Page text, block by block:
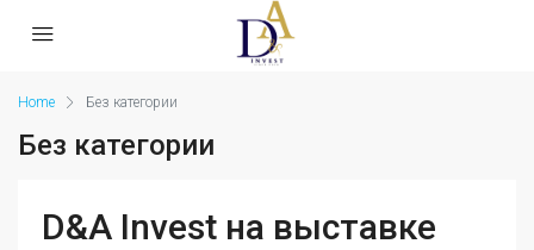
Home Без категории
Без категории
D&A Invest на выставке